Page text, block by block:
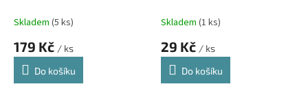
Skladem (5 ks)
179 Kč / ks
Do košíku
Skladem (1 ks)
29 Kč / ks
Do košíku